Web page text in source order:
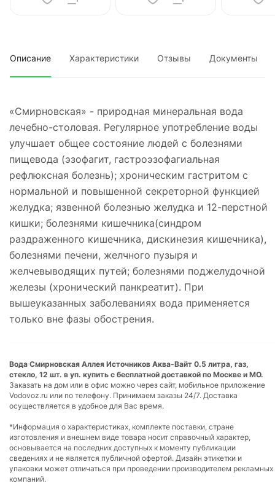
Описание Характеристики Отзывы Документы
«Смирновская» - природная минеральная вода
лечебно-столовая. Регулярное употребление воды
улучшает общее состояние людей с болезнями
пищевода (эзофагит, гастроэзофагиальная
рефлюксная болезнь); хроническим гастритом с
нормальной и повышенной секреторной функцией
желудка; язвенной болезнью желудка и 12-перстной
кишки; болезнями кишечника(синдром
раздраженного кишечника, дискинезия кишечника),
болезнями печени, желчного пузыря и
желчевыводящих путей; болезнями поджелудочной
железы (хронический панкреатит). При
вышеуказанных заболеваниях вода применяется
только вне фазы обострения.
Вода Смирновская Аллея Источников Аква-Вайт 0.5 литра, газ,
стекло, 12 шт. в уп. купить с бесплатной доставкой по Москве и МО.
Заказать на дом или в офис можно через сайт, мобильное приложение
Vodovoz.ru или по телефону. Принимаем заказы 24/7. Доставка
осуществляется в удобное для Вас время.
*Информация о характеристиках, комплекте поставки, стране
изготовления и внешнем виде товара носит справочный характер,
основывается на последних доступных к моменту публикации
сведениях и не является публичной офертой. Дизайн этикетки и
упаковки может отличаться при проведении производителем рекламных
компаний.